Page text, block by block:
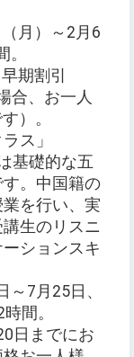
月）～2月6
期割引
合、お一人
）。
ス」
基礎的な五
。中国籍の
を行い、実
生のリスニ
ションスキ
～7月25日、
間。
日までにお